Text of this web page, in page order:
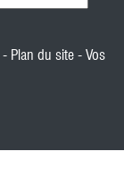
- Plan du site - Vos